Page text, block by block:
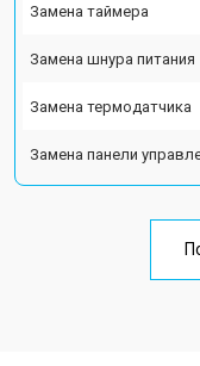
Замена таймера
Замена шнура питания
Замена термодатчика
Замена панели